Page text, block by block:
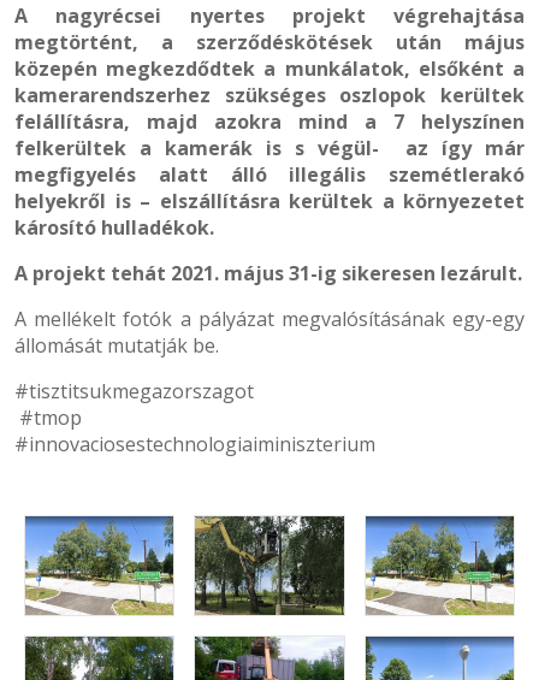
A nagyrécsei nyertes projekt végrehajtása
megtörtént, a szerződéskötések után május
közepén megkezdődtek a munkálatok, elsőként a
kamerarendszerhez szükséges oszlopok kerültek
felállításra, majd azokra mind a 7 helyszínen
felkerültek a kamerák is s végül- az így már
megfigyelés alatt álló illegális szemétlerakó
helyekről is – elszállításra kerültek a környezetet
károsító hulladékok.
A projekt tehát 2021. május 31-ig sikeresen lezárult.
A mellékelt fotók a pályázat megvalósításának egy-egy
állomását mutatják be.
#tisztitsukmegazorszagot
#tmop
#innovaciosestechnologiaiminiszterium